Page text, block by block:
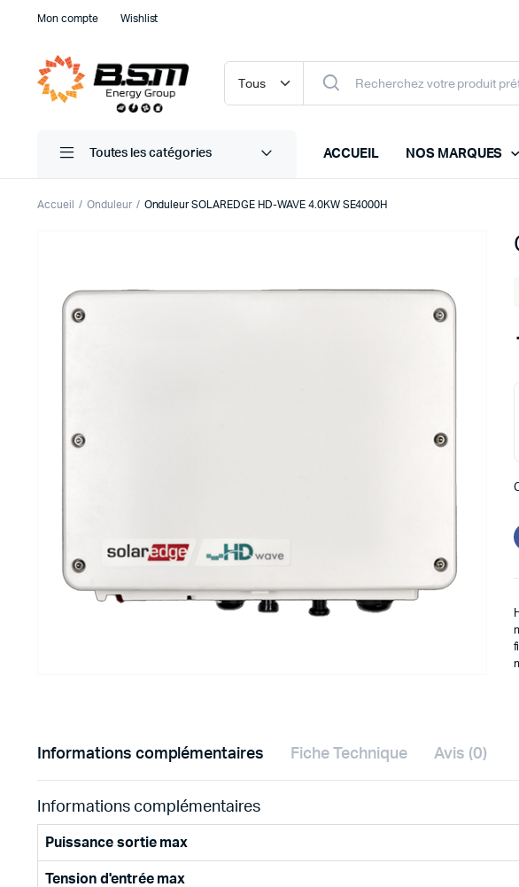
Mon compte Wishlist
Toutes les catégories ACCUEIL NOS MARQUES
AQA PERLA
ATLANTIC
FRONIUS
GROWATT
Accueil Onduleur Onduleur SOLAREDGE HD-WAVE 4.0KW SE4000H
Informations complémentaires Fiche Technique Avis (0)
Informations complémentaires
Puissance sortie max
Tension d'entrée max